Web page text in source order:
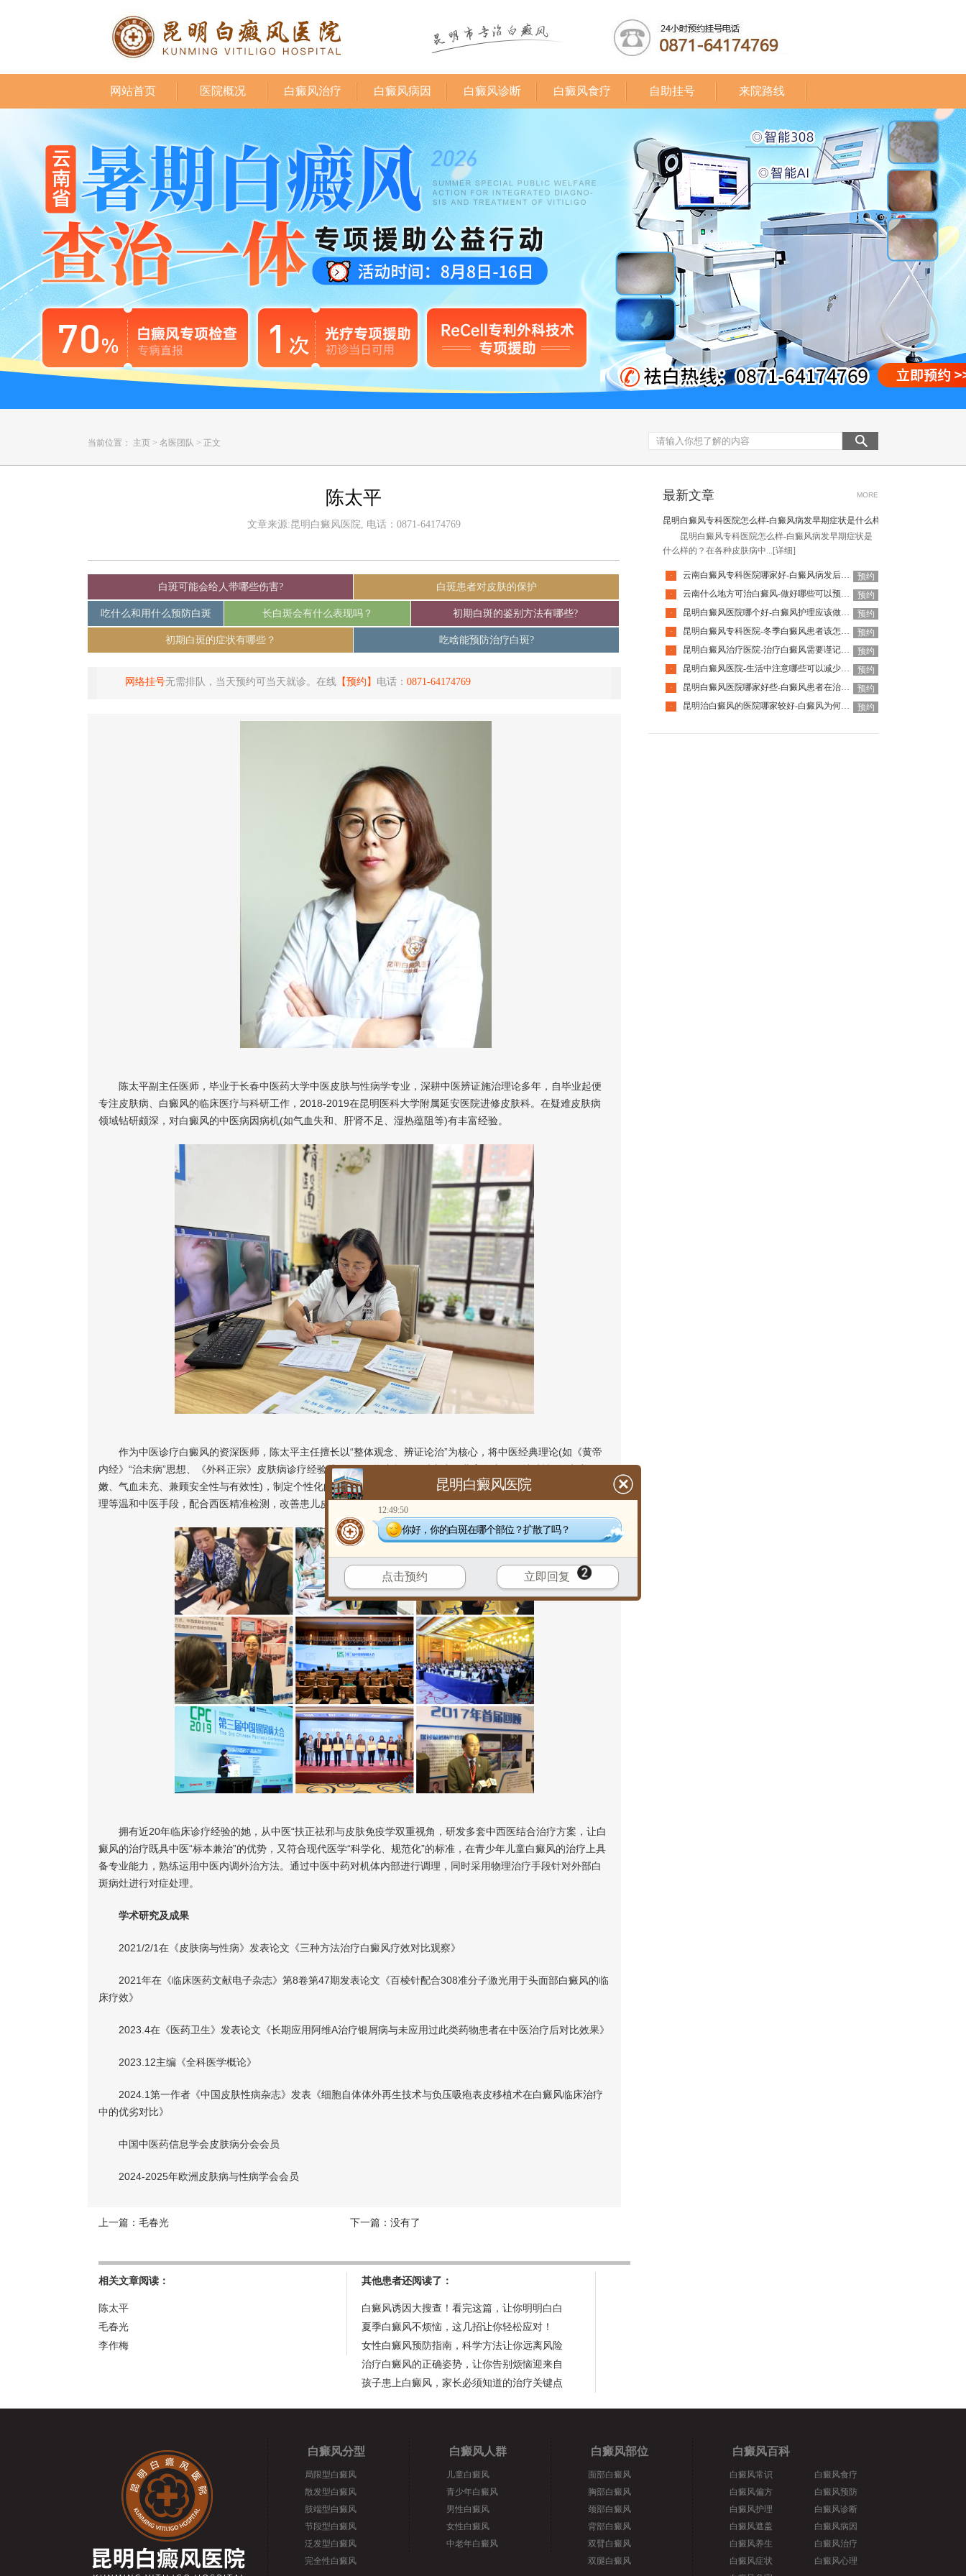
网站首页 医院概况 白癜风治疗 白癜风病因 白癜风诊断 白癜风食疗 自助挂号 来院路线
当前位置： 主页 > 名医团队 > 正文
陈太平
文章来源:昆明白癜风医院, 电话：0871-64174769
白斑可能会给人带哪些伤害? 白斑患者对皮肤的保护
吃什么和用什么预防白斑 长白斑会有什么表现吗？ 初期白斑的鉴别方法有哪些?
初期白斑的症状有哪些？ 吃啥能预防治疗白斑?
网络挂号无需排队，当天预约可当天就诊。在线 【预约】 电话： 0871-64174769
陈太平副主任医师，毕业于长春中医药大学中医皮肤与性病学专业，深耕中医辨证施治理论多年，自毕业起便
专注皮肤病、白癜风的临床医疗与科研工作，2018-2019在昆明医科大学附属延安医院进修皮肤科。在疑难皮肤病
领域钻研颇深，对白癜风的中医病因病机(如气血失和、肝肾不足、湿热蕴阻等)有丰富经验。​
作为中医诊疗白癜风的资深医师，陈太平主任擅长以“整体观念、辨证论治”为核心，将中医经典理论(如《黄帝
内经》“治未病”思想、《外科正宗》皮肤病诊疗经验)与现代医学结合，针对青少年儿童白癜风的特殊性(如脏腑娇
嫩、气血未充、兼顾安全性与有效性)，制定个性化的诊疗方案——避免强效药物对孩子身体的负担，又通过中药调
理等温和中医手段，配合西医精准检测，改善患儿皮肤免疫环境，促进黑色素生成。
拥有近20年临床诊疗经验的她，从中医“扶正祛邪与皮肤免疫学双重视角，研发多套中西医结合治疗方案，让白
癜风的治疗既具中医“标本兼治”的优势，又符合现代医学“科学化、规范化”的标准，在青少年儿童白癜风的治疗上具
备专业能力，熟练运用中医内调外治方法。通过中医中药对机体内部进行调理，同时采用物理治疗手段针对外部白
斑病灶进行对症处理。​
学术研究及成果
2021/2/1在《皮肤病与性病》发表论文《三种方法治疗白癜风疗效对比观察》
2021年在《临床医药文献电子杂志》第8卷第47期发表论文《百棱针配合308准分子激光用于头面部白癜风的临
床疗效》
2023.4在《医药卫生》发表论文《长期应用阿维A治疗银屑病与未应用过此类药物患者在中医治疗后对比效果》
2023.12主编《全科医学概论》
2024.1第一作者《中国皮肤性病杂志》发表《细胞自体体外再生技术与负压吸疱表皮移植术在白癜风临床治疗
中的优劣对比》
中国中医药信息学会皮肤病分会会员
2024-2025年欧洲皮肤病与性病学会会员
上一篇： 毛春光 下一篇：没有了
相关文章阅读：
陈太平
毛春光
李作梅
其他患者还阅读了：
白癜风诱因大搜查！看完这篇，让你明明白白
夏季白癜风不烦恼，这几招让你轻松应对！
女性白癜风预防指南，科学方法让你远离风险
治疗白癜风的正确姿势，让你告别烦恼迎来自
孩子患上白癜风，家长必须知道的治疗关键点
最新文章 MORE
昆明白癜风专科医院怎么样-白癜风病发早期症状是什么样的
昆明白癜风专科医院怎么样-白癜风病发早期症状是
什么样的？在各种皮肤病中... [详细]
· 云南白癜风专科医院哪家好-白癜风病发后要注意哪些事宜
预约
·
云南什么地方可治白癜风-做好哪些可以预防白癜风的发生呢
预约
·
昆明白癜风医院哪个好-白癜风护理应该做好哪些方面
预约
·
昆明白癜风专科医院-冬季白癜风患者该怎样进行护理
预约
·
昆明白癜风治疗医院-治疗白癜风需要谨记什么吗
预约
·
昆明白癜风医院-生活中注意哪些可以减少白癜风的出现
预约
·
昆明白癜风医院哪家好些-白癜风患者在治疗时需要注意什么
预约
·
昆明治白癜风的医院哪家较好-白癜风为何难治疗 预约
白癜风分型
局限型白癜风
散发型白癜风
肢端型白癜风
节段型白癜风
泛发型白癜风
完全性白癜风
白癜风人群
儿童白癜风
青少年白癜风
男性白癜风
女性白癜风
中老年白癜风
白癜风部位
面部白癜风
胸部白癜风
颈部白癜风
背部白癜风
双臂白癜风
双腿白癜风
白癜风百科
白癜风常识
白癜风偏方
白癜风护理
白癜风遮盖
白癜风养生
白癜风症状
白癜风食疗
白癜风预防
白癜风诊断
白癜风病因
白癜风治疗
白癜风心理
昆明白癜风医院
12:49:50
你好，你的白斑在哪个部位？扩散了吗？
点击预约 立即回复